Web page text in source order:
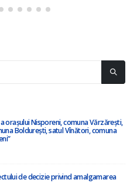
orașului Nisporeni, comuna Vărzărești,
Boldurești, satul Vînători, comuna
de decizie privind amalgamarea